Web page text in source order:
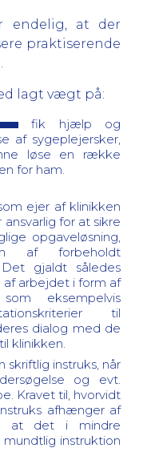
endelig, at der
praktiserende
lagt vægt på:
fik hjælp og
af sygeplejersker,
løse en række
for ham.
ejer af klinikken
ansvarlig for at sikre
opgaveløsning,
af forbeholdt
Det gjaldt således
arbejdet i form af
eksempelvis
til
dialog med de
klinikken.
instruks, når
og evt.
Kravet til, hvorvidt
afhænger af
at det i mindre
instruktion